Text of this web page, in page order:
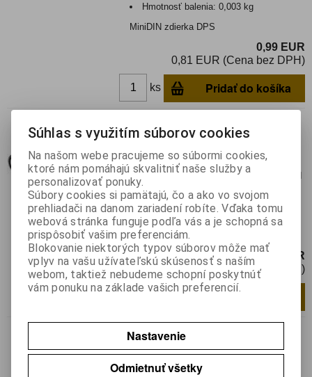
Hmotnosť balenia:0,003 kg
MiniDIN zdierka DPS
0,99 EUR
0,81 EUR (Cena bez DPH)
ks Pridať do košíka
Záruka (mesiacov):24
Termín dodania(prac.dni)-platí pre sklad
LIESKOVEC
Hmotnosť: 0,0075 kg
Hmotnosť balenia: 0,0075 kg
MiniDIN zdierka káblová
2,99 EUR
2,44 EUR (Cena bez DPH)
Pridať do košíka
DIN 4 kolík
Katalógové číslo:0123080 Výrobca:
Záruka (mesiacov):
Súhlas s využitím súborov cookies
Na našom webe pracujeme so súbormi cookies,
ktoré nám pomáhajú skvalitniť naše služby a
personalizovať ponuky.
Súbory cookies si pamätajú, čo a ako vo svojom
prehliadači na danom zariadení robíte. Vďaka tomu
webová stránka funguje podľa vás a je schopná sa
prispôsobiť vašim preferenciám.
Blokovanie niektorých typov súborov môže mať
vplyv na vašu užívateľskú skúsenosť s naším
webom, taktiež nebudeme schopní poskytnúť
vám ponuku na základe vašich preferencií.
Nastavenie
Odmietnuť všetky